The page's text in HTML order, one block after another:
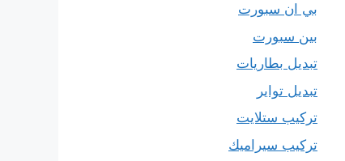
بي ان سبورت
بين سبورت
تبديل بطاريات
تبديل تواير
تركيب ستلايت
تركيب سيراميك